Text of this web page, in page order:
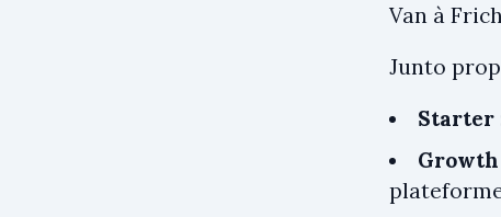
Van à
Junto
Starter
Growth